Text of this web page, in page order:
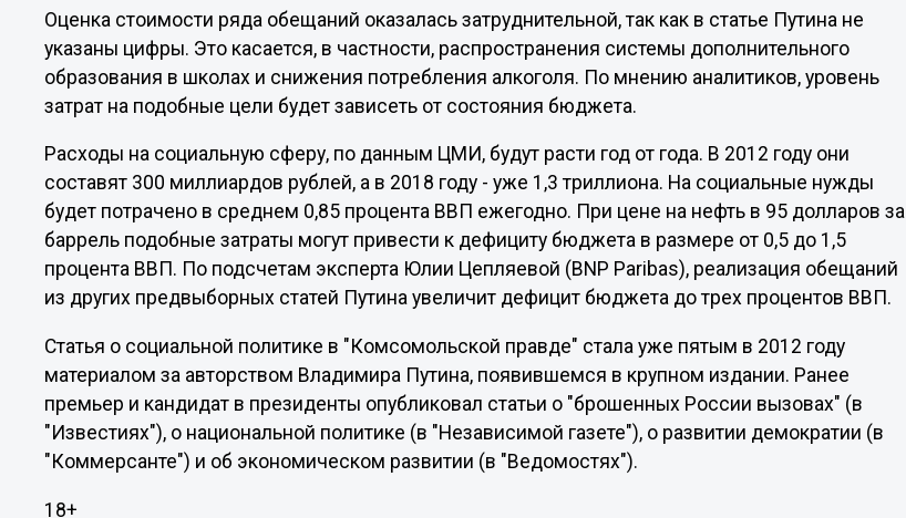
Оценка стоимости ряда обещаний оказалась затруднительной, так как в статье Путина не
указаны цифры. Это касается, в частности, распространения системы дополнительного
образования в школах и снижения потребления алкоголя. По мнению аналитиков, уровень
затрат на подобные цели будет зависеть от состояния бюджета.
Расходы на социальную сферу, по данным ЦМИ, будут расти год от года. В 2012 году они
составят 300 миллиардов рублей, а в 2018 году - уже 1,3 триллиона. На социальные нужды
будет потрачено в среднем 0,85 процента ВВП ежегодно. При цене на нефть в 95 долларов за
баррель подобные затраты могут привести к дефициту бюджета в размере от 0,5 до 1,5
процента ВВП. По подсчетам эксперта Юлии Цепляевой (BNP Paribas), реализация обещаний
из других предвыборных статей Путина увеличит дефицит бюджета до трех процентов ВВП.
Статья о социальной политике в "Комсомольской правде" стала уже пятым в 2012 году
материалом за авторством Владимира Путина, появившемся в крупном издании. Ранее
премьер и кандидат в президенты опубликовал статьи о "брошенных России вызовах" (в
"Известиях"), о национальной политике (в "Независимой газете"), о развитии демократии (в
"Коммерсанте") и об экономическом развитии (в "Ведомостях").
18+